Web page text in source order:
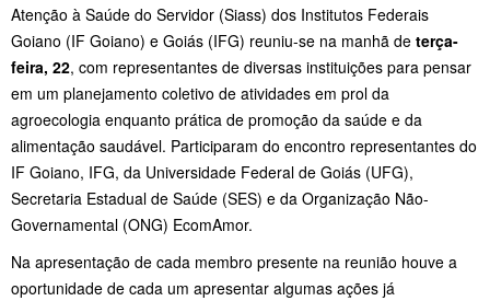
Atenção à Saúde do Servidor (Siass) dos Institutos Federais
Goiano (IF Goiano) e Goiás (IFG) reuniu-se na manhã de terça-
feira, 22, com representantes de diversas instituições para pensar
em um planejamento coletivo de atividades em prol da
agroecologia enquanto prática de promoção da saúde e da
alimentação saudável. Participaram do encontro representantes do
IF Goiano, IFG, da Universidade Federal de Goiás (UFG),
Secretaria Estadual de Saúde (SES) e da Organização Não-
Governamental (ONG) EcomAmor.
Na apresentação de cada membro presente na reunião houve a
oportunidade de cada um apresentar algumas ações já